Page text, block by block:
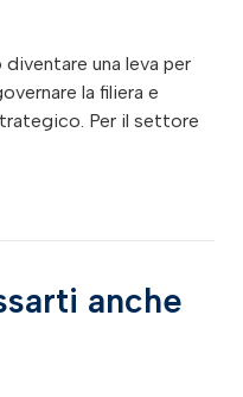
una leva per
la filiera e
Per il settore
anche